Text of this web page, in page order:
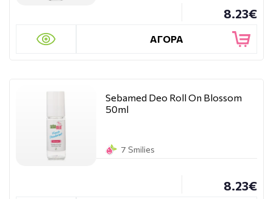
8.23€
ΑΓΟΡΑ
Sebamed Deo Roll On Blossom
50ml
7 Smilies
8.23€